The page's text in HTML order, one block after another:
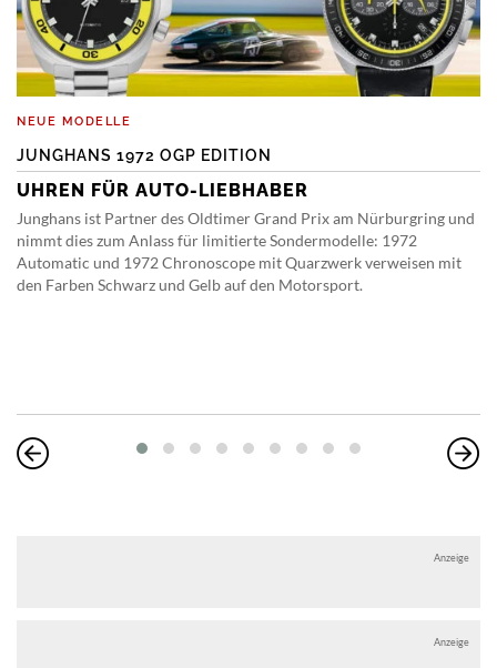
NEUE MODELLE
JUNGHANS 1972 OGP EDITION
UHREN FÜR AUTO-LIEBHABER
Junghans ist Partner des Oldtimer Grand Prix am Nürburgring und
nimmt dies zum Anlass für limitierte Sondermodelle: 1972
Automatic und 1972 Chronoscope mit Quarzwerk verweisen mit
den Farben Schwarz und Gelb auf den Motorsport.
Anzeige
Anzeige